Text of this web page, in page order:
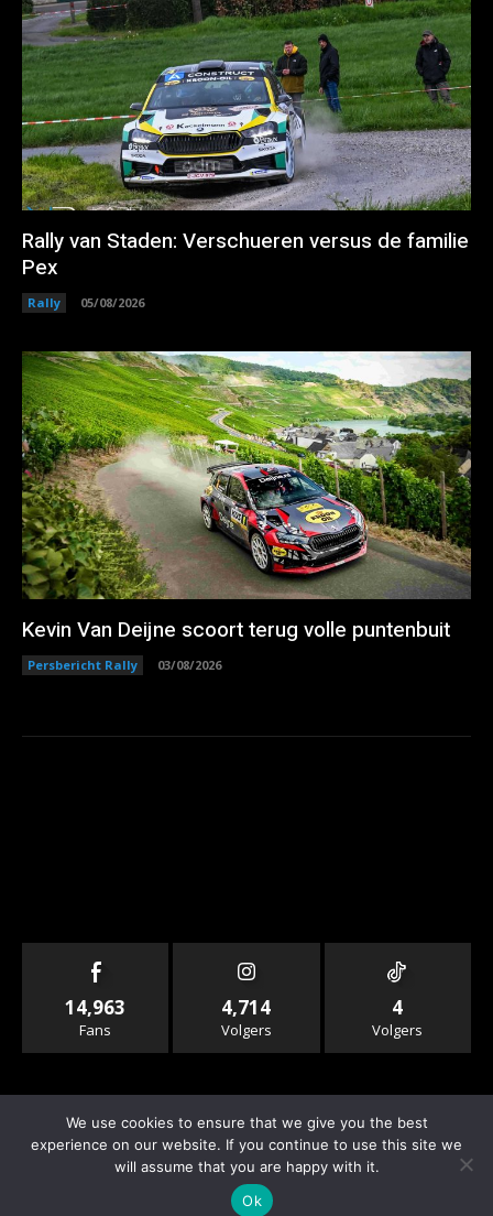
Rally van Staden: Verschueren versus de familie
Pex
Rally 05/08/2026
Kevin Van Deijne scoort terug volle puntenbuit
Persbericht Rally 03/08/2026
14,963
Fans
4,714
Volgers
4
Volgers
Info & Contact
We use cookies to ensure that we give you the best
experience on our website. If you continue to use this site we
will assume that you are happy with it.
Ok